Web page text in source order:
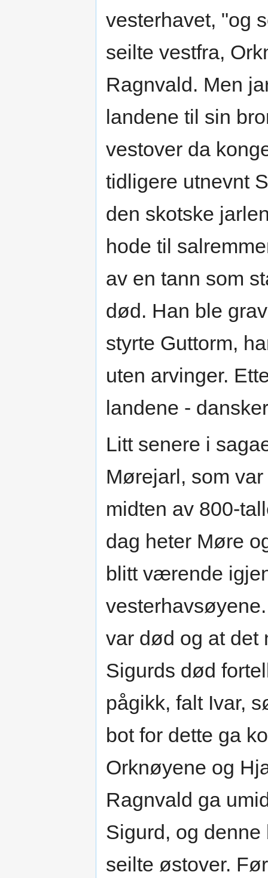
vesterhavet, "og
seilte vestfra,
Ragnvald. Men
landene til sin
vestover da
tidligere utnevnt
den skotske
hode til
av en tann som
død. Han ble
styrte Guttorm,
uten arvinger.
landene -
Litt senere i
Mørejarl, som
midten av 800-
dag heter Møre
blitt værende
var død og at det
Sigurds død
pågikk, falt Ivar,
bot for dette ga
Orknøyene og
Ragnvald ga
Sigurd, og
seilte østover.